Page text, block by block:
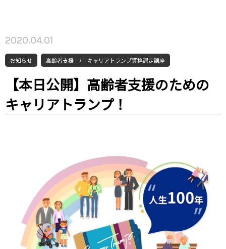
2020.04.01
お知らせ 高齢者支援 / キャリアトランプ資格認定講座
【本日公開】高齢者支援のための
キャリアトランプ！